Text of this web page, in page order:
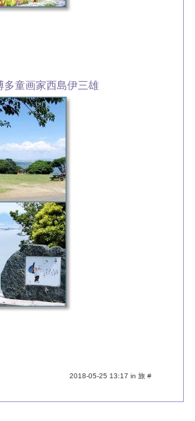
画家西島伊三雄
2018-05-25 13:17 in 旅 #